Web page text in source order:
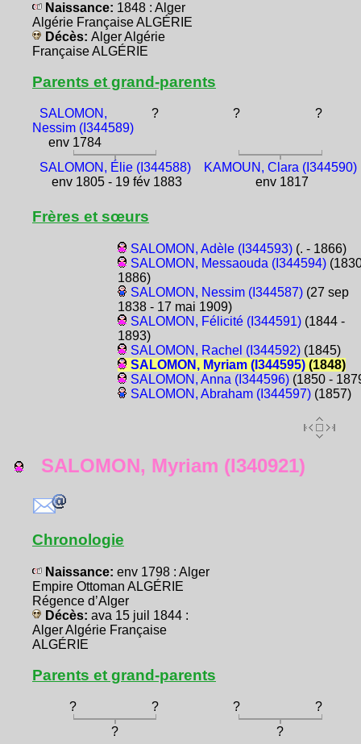
Naissance: 1848 : Alger
Algérie Française ALGÉRIE
Décès: Alger Algérie
Française ALGÉRIE
Parents et grand-parents
SALOMON,
Nessim (I344589)
env 1784
? ? ?
SALOMON, Élie (I344588)
env 1805 - 19 fév 1883
KAMOUN, Clara (I344590)
env 1817
Frères et sœurs
SALOMON, Adèle (I344593)(. - 1866)
SALOMON, Messaouda (I344594)
1886)
SALOMON, Nessim (I344587)(27 sep
1838 - 17 mai 1909)
SALOMON, Félicité (I344591)(1844 -
1893)
SALOMON, Rachel (I344592)(1845)
SALOMON, Myriam (I344595)(1848)
SALOMON, Anna (I344596)(1850 -
SALOMON, Abraham (I344597)(1857)
SALOMON, Myriam (I340921)
Chronologie
Naissance: env 1798 : Alger
Empire Ottoman ALGÉRIE
Régence d’Alger
Décès: ava 15 juil 1844 :
Alger Algérie Française
ALGÉRIE
Parents et grand-parents
? ? ?
?
?
?